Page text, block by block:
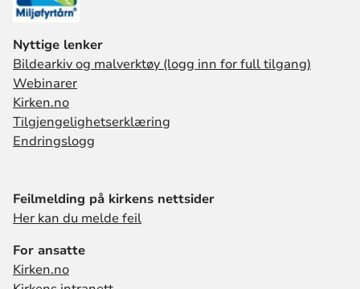
Nyttige lenker
Bildearkiv og malverktøy (logg inn for full tilgang)
Webinarer
Kirken.no
Tilgjengelighetserklæring
Endringslogg
Feilmelding på kirkens nettsider
Her kan du melde feil
For ansatte
Kirken.no